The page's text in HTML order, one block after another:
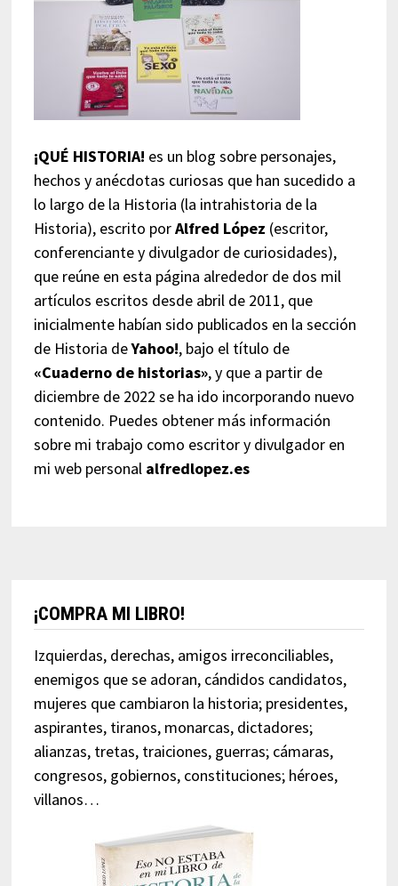
¡QUÉ HISTORIA! es un blog sobre personajes,
hechos y anécdotas curiosas que han sucedido a
lo largo de la Historia (la intrahistoria de la
Historia), escrito porAlfred López (escritor,
conferenciante y divulgador de curiosidades),
que reúne en esta página alrededor de dos mil
artículos escritos desde abril de 2011, que
inicialmente habían sido publicados en la sección
de Historia deYahoo!, bajo el título de
«Cuaderno de historias», y que a partir de
diciembre de 2022 se ha ido incorporando nuevo
contenido. Puedes obtener más información
sobre mi trabajo como escritor y divulgador en
mi web personal alfredlopez.es
¡COMPRA MI LIBRO!
Izquierdas, derechas, amigos irreconciliables,
enemigos que se adoran, cándidos candidatos,
mujeres que cambiaron la historia; presidentes,
aspirantes, tiranos, monarcas, dictadores;
alianzas, tretas, traiciones, guerras; cámaras,
congresos, gobiernos, constituciones; héroes,
villanos…